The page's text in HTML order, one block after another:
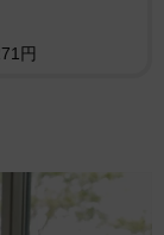
円